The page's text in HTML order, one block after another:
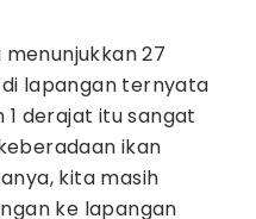
27
lapangan ternyata
derajat itu sangat
ikan
kita masih
ke lapangan